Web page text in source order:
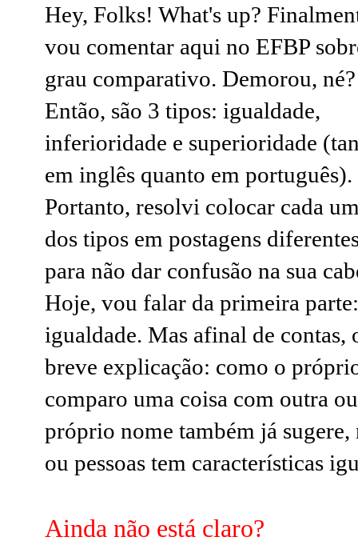
Hey, Folks! What's up?
vou comentar aqui no EFBP
grau comparativo. Demorou, né?
Então, são 3 tipos: igualdade,
inferioridade e superioridade
em inglês quanto em português).
Portanto, resolvi colocar cada
dos tipos em postagens
para não dar confusão na sua
Hoje, vou falar da primeira
igualdade. Mas afinal de contas,
breve explicação: como o
comparo uma coisa com outra
próprio nome também já sugere,
ou pessoas tem características
Ainda não está claro?